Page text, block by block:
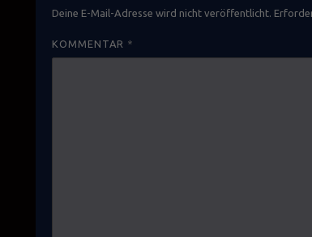
Deine E-Mail-Adresse wird nicht veröffentlicht.
KOMMENTAR *